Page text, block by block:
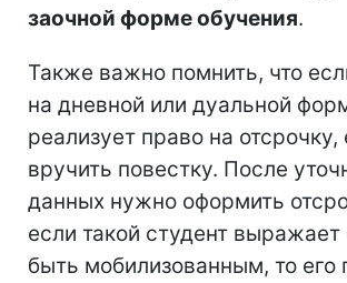
заочной форме обучения.
Также важно помнить, что
на дневной или дуальной
реализует право на
вручить повестку. После
данных нужно оформить
если такой студент выражает
быть мобилизованным, то его